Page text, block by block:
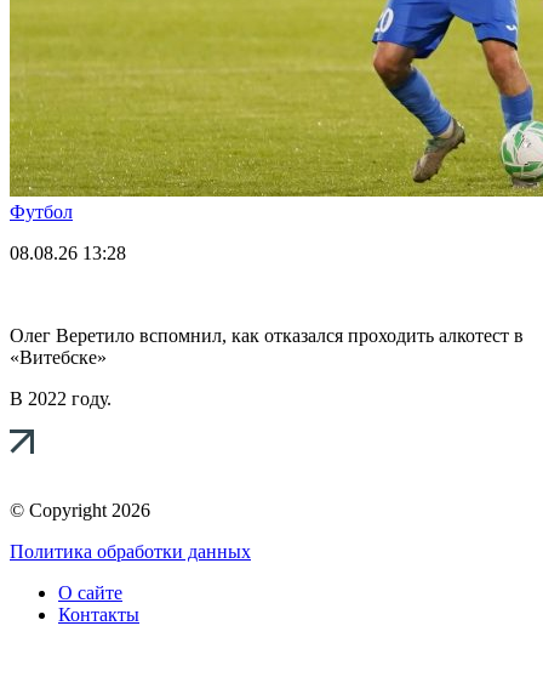
Футбол
08.08.26 13:28
Олег Веретило вспомнил, как отказался проходить алкотест в
«Витебске»
В 2022 году.
© Copyright 2026
Политика обработки данных
О сайте
Контакты